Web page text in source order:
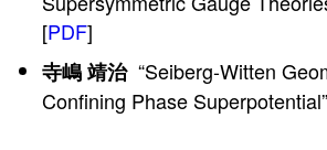
[PDF]
寺嶋 靖治“Seiberg-Witten
Confining Phase